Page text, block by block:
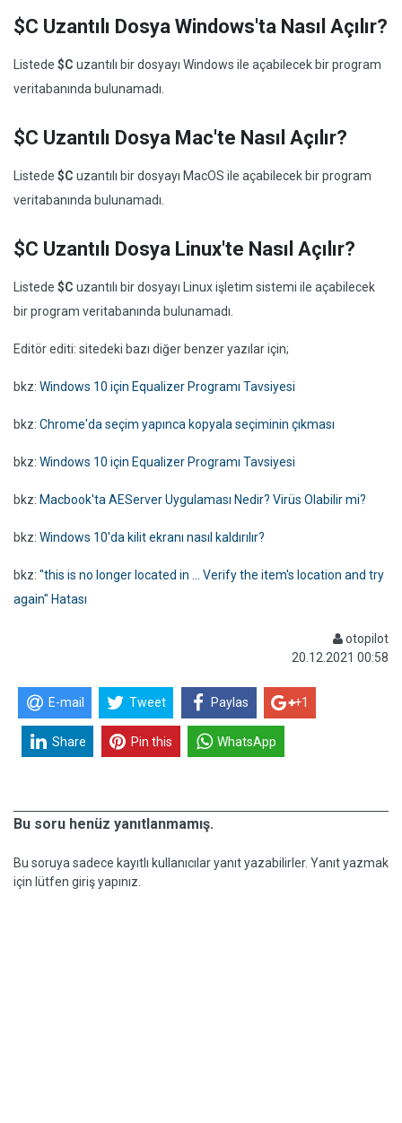
$C Uzantılı Dosya Windows'ta Nasıl Açılır?
Listede $C uzantılı bir dosyayı Windows ile açabilecek bir program
veritabanında bulunamadı.
$C Uzantılı Dosya Mac'te Nasıl Açılır?
Listede $C uzantılı bir dosyayı MacOS ile açabilecek bir program
veritabanında bulunamadı.
$C Uzantılı Dosya Linux'te Nasıl Açılır?
Listede $C uzantılı bir dosyayı Linux işletim sistemi ile açabilecek
bir program veritabanında bulunamadı.
Editör editi: sitedeki bazı diğer benzer yazılar için;
bkz: Windows 10 için Equalizer Programı Tavsiyesi
bkz: Chrome'da seçim yapınca kopyala seçiminin çıkması
bkz: Windows 10 için Equalizer Programı Tavsiyesi
bkz: Macbook'ta AEServer Uygulaması Nedir? Virüs Olabilir mi?
bkz: Windows 10'da kilit ekranı nasıl kaldırılır?
bkz: "this is no longer located in ... Verify the item's location and try
again" Hatası
otopilot
20.12.2021 00:58
E-mail Tweet Paylas +1
Share Pin this WhatsApp
Bu soru henüz yanıtlanmamış.
Bu soruya sadece kayıtlı kullanıcılar yanıt yazabilirler. Yanıt yazmak
için lütfen giriş yapınız.